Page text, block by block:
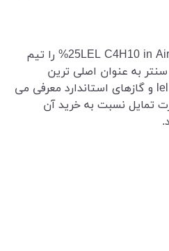
بدانید این موضوع را که گاز 25LEL C4H10 in Air% را تیم
به عنوان اصلی ترین
تولیدکننده تخصصی گازهای lel و گازهای استاندارد معرفی می
تمایل نسبت به خرید آن